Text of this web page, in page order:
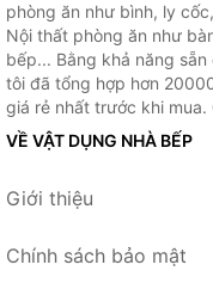
phòng ăn như bình, ly
Nội thất phòng ăn như
bếp... Bằng khả năng
tôi đã tổng hợp hơn
giá rẻ nhất trước khi mua.
VỀ VẬT DỤNG NHÀ BẾP
Giới thiệu
Chính sách bảo mật